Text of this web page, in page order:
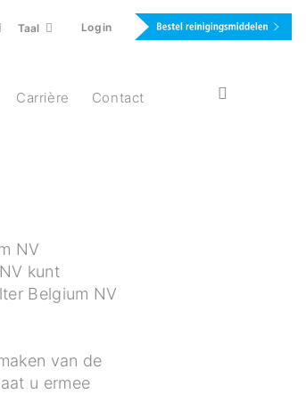
Taal Login
Carrière Contact
NV
kunt
Belgium NV
van de
u ermee